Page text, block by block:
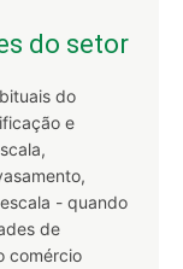
do setor
do
e
- quando
de
comércio